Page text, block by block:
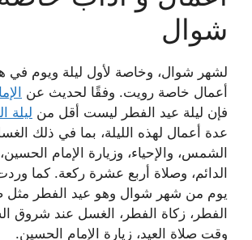
شوال
لشهر شوال، وخاصة لأول ليلة ويوم في
أعمال خاصة رويت. وفقًا لحديث عن
فإن ليلة عيد الفطر ليست أقل من ليلة
عدة أعمال لهذه الليلة، بما في ذلك
الشمس، والإحياء، وزيارة الإمام
الدائم، وصلاة أربع عشرة ركعة. كما
يوم من شهر شوال وهو عيد الفطر مثل
الفطر، زكاة الفطر، الغسل عند
وقت صلاة العيد، زيارة الإمام الحسين.